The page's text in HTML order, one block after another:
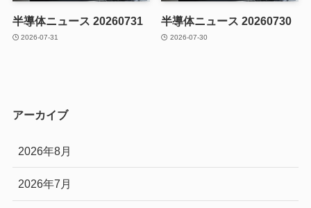
半導体ニュース 20260731
2026-07-31
半導体ニュース 20260730
2026-07-30
アーカイブ
2026年8月
2026年7月